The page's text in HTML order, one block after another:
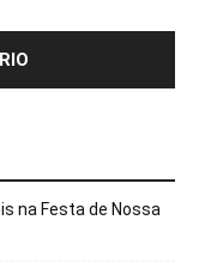
na Festa de Nossa